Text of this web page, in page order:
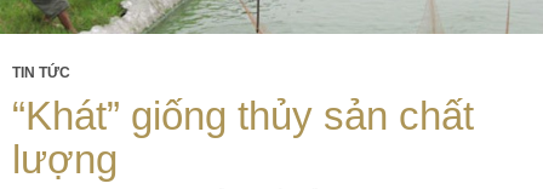
TIN TỨC
“Khát” giống thủy sản chất
lượng